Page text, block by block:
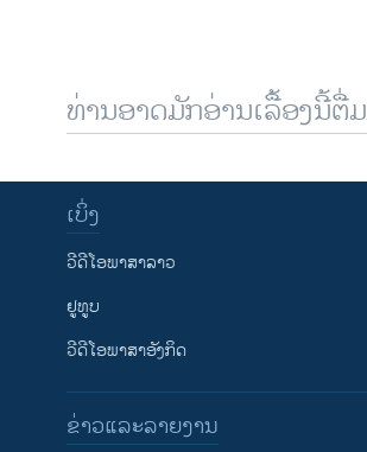
ທ່ານອາດມັກອ່ານເລື້ອງນີ້ຕື່ມ
ເບິ່ງ
ວີດີໂອພາສາລາວ
ຢູທູບ
ວີດີໂອພາສາອັງກິດ
ຂ່າວແລະລາຍງານ